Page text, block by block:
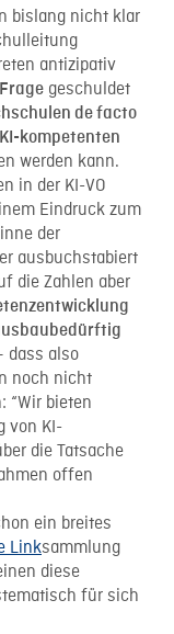
bislang nicht klar
antizipativ
geschuldet
de facto
KI-kompetenten
werden kann.
in der KI-VO
Eindruck zum
der
ausbuchstabiert
die Zahlen aber
dass also
noch nicht
“Wir bieten
von KI-
die Tatsache
offen
ein breites
Linksammlung
diese
für sich